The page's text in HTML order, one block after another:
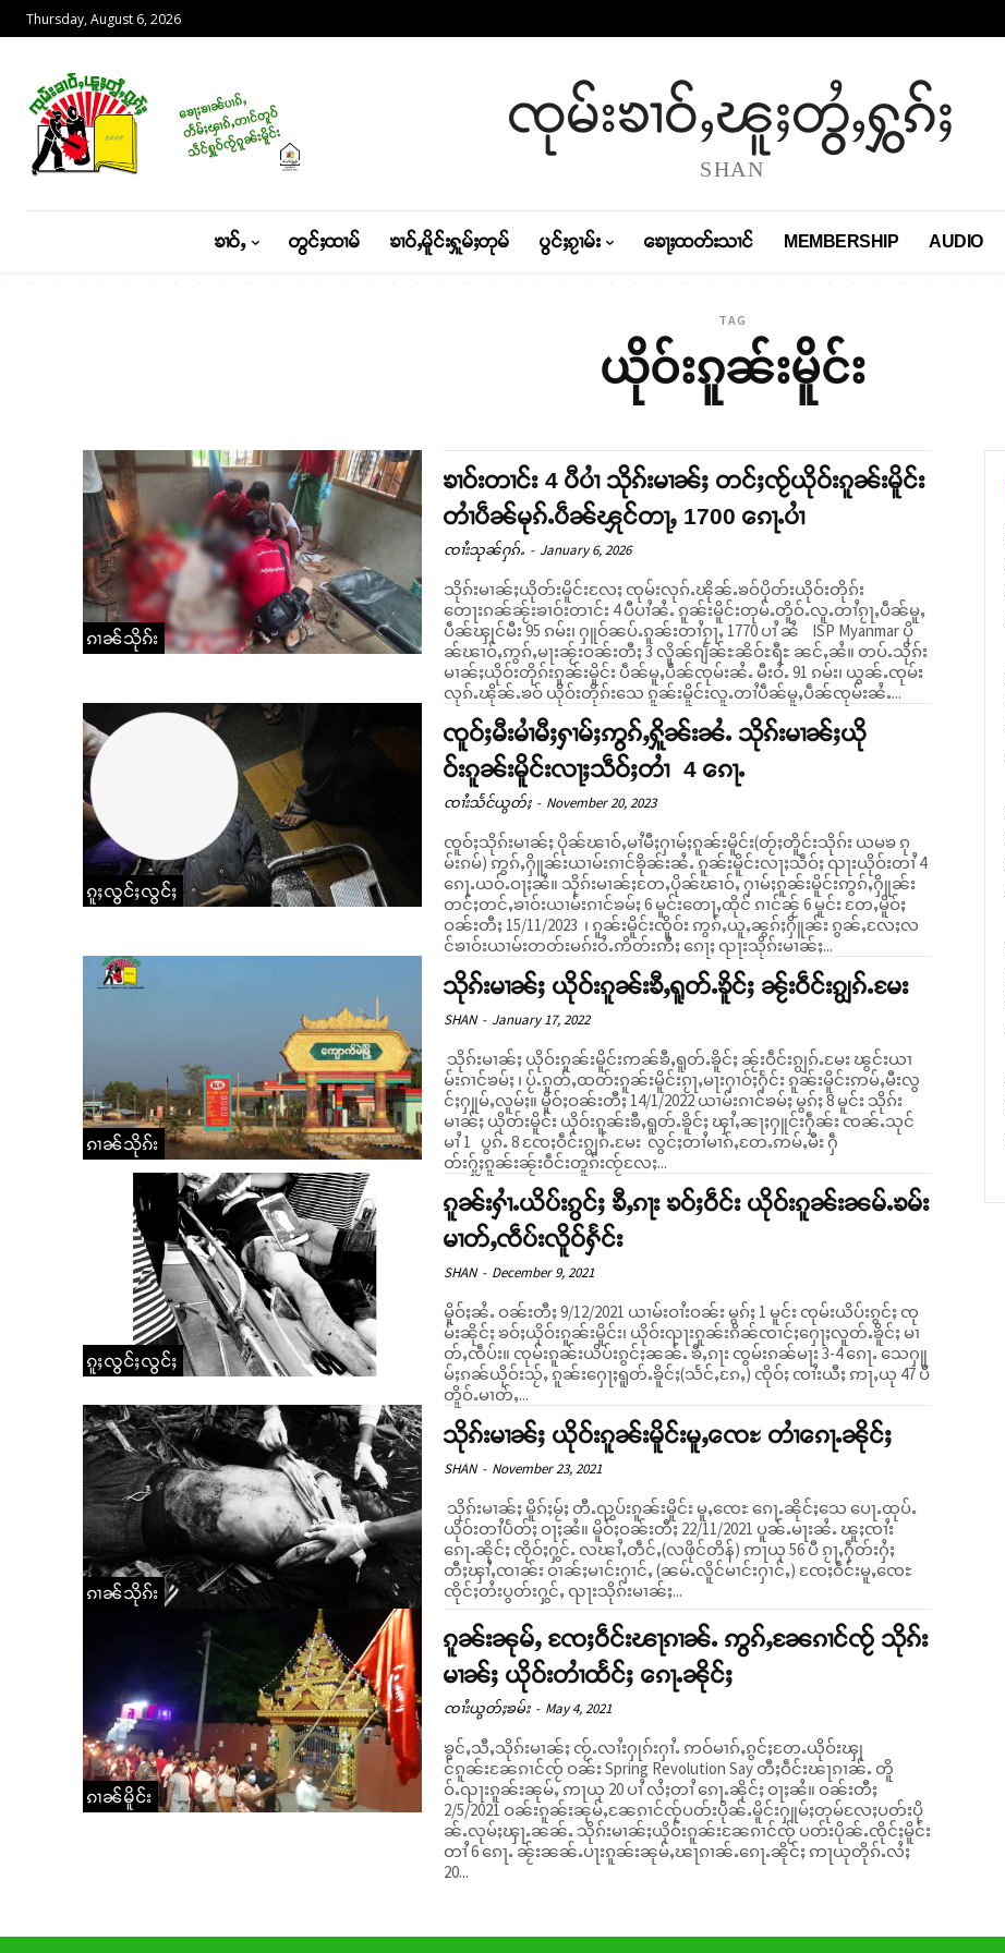
Thursday, August 6, 2026
ၸုမ်းၶၢဝ်ႇၽူႈတွႆႇႁွၵ်ႈ
SHAN
ၶၢဝ်ႇ တွင်ႈထၢမ် ၶၢဝ်ႇမိူင်းႁူမ်ႈတုမ် ပွင်ႈၵႂၢမ်း ၶေႃႈထတ်းသၢင် MEMBERSHIP AUDIO
TAG
ယိုဝ်းၵူၼ်းမိူင်း
ၵၢၼ်သိုၵ်း
ၶၢဝ်းတၢင်း 4 ပီပၢႆ သိုၵ်းမၢၼ်ႈ တင်ႈၸႂ်ယိုဝ်းၵူၼ်းမိူင်း
တၢႆပဵၼ်မုၵ်ႉပဵၼ်ၾုင်တႃႇ 1700 ၵေႃႉပၢႆ
ၸၢႆးသုၼ်ႁၵ်ႉ - January 6, 2026
သိုၵ်းမၢၼ်ႈယိုတ်းမိူင်းလႄႈ ၸုမ်းလုၵ်ႉၽိုၼ်ႉၶဝ်ပိုတ်းယိုဝ်းတိုၵ်း
တေႃးၵၼ်ၼႂ်းၶၢဝ်းတၢင်း 4 ပီပၢႆၼႆႉ ၵူၼ်းမိူင်းတုမ်ႉတိူဝ်ႉလူႉတၢႆၵႂႃႇပဵၼ်မူႇ
ပဵၼ်ၾုင်မီး 95 ၵမ်း၊ ႁူဝ်ၼပ်ႉၵူၼ်းတၢႆၵႂႃႇ 1770 ပၢႆ ၼႆ ISP Myanmar ပို
ၼ်ၽၢဝ်ႇဢွၵ်ႇမႃးၼႂ်းဝၼ်းတီႈ 3 လိူၼ်ၵျႅၼ်ႊၼိဝ်ႊရီႊ ၼင်ႇၼႆ။ တပ်ႉသိုၵ်း
မၢၼ်ႈယိုဝ်းတိုၵ်းၵူၼ်းမိူင်း ပဵၼ်မူႇပဵၼ်ၸုမ်းၼႆႉ မီးဝႆႉ 91 ၵမ်း၊ ယွၼ်ႉၸုမ်း
လုၵ်ႉၽိုၼ်ႉၶဝ် ယိုဝ်းတိုၵ်းသေ ၵူၼ်းမိူင်းလူႉတၢႆပဵၼ်မူႇပဵၼ်ၸုမ်းၼႆႉ...
ၵူႈလွင်ႈလွင်ႈ
ၸူဝ်ႈမီးမၢႆမီႈႁၢမ်ႈဢွၵ်ႇႁိူၼ်းၼႆႉ သိုၵ်းမၢၼ်ႈယို
ဝ်းၵူၼ်းမိူင်းလႃႈသဵဝ်ႈတၢႆ 4 ၵေႃႉ
ၸၢႆးသႅင်ယွတ်ႈ - November 20, 2023
ၸူဝ်ႈသိုၵ်းမၢၼ်ႈ ပိုၼ်ၽၢဝ်ႇမၢႆမီႈႁၢမ်ႈၵူၼ်းမိူင်း(တႂ်ႈတိူင်းသိုၵ်း ယမၶ ၵု
မ်းၵမ်) ဢွၵ်ႇႁိူၼ်းယၢမ်းၵၢင်ၶိုၼ်းၼႆႉ ၵူၼ်းမိူင်းလႃႈသဵဝ်ႈ ၺႃးယိုဝ်းတၢႆ 4
ၵေႃႉယဝ်ႉဝႃႈၼႆ။ သိုၵ်းမၢၼ်ႈတႄႇပိုၼ်ၽၢဝ်ႇ ႁၢမ်ႈၵူၼ်းမိူင်းဢွၵ်ႇႁိူၼ်း
တင်ႈတင်ႇၶၢဝ်းယၢမ်းၵၢင်ၶမ်ႈ 6 မူင်းတေႃႇထိုင် ၵၢင်ၼႂ် 6 မူင်း တႄႇမိူဝ်ႈ
ဝၼ်းတီႈ 15/11/2023 ၊ ၵူၼ်းမိူင်းၸိူဝ်း ဢွၵ်ႇယူႇၼွၵ်ႈႁိူၼ်း ၵွၼ်ႇလႄႈလ
င်ၶၢဝ်းယၢမ်းတတ်းမၵ်းဝႆႉဢိတ်းဢီႈ ၵေႃႈ ၺႃးသိုၵ်းမၢၼ်ႈ...
ၵၢၼ်သိုၵ်း
သိုၵ်းမၢၼ်ႈ ယိုဝ်းၵူၼ်းၶီႇရူတ်ႉၶိူင်ႈ ၼႂ်းဝဵင်းၵျွၵ်ႉမႄး
SHAN - January 17, 2022
သိုၵ်းမၢၼ်ႈ ယိုဝ်းၵူၼ်းမိူင်းဢၼ်ၶီႇရူတ်ႉၶိူင်ႈ ၼႂ်းဝဵင်းၵျွၵ်ႉမႄး ၽွင်းယၢ
မ်းၵၢင်ၶမ်ႈ ၊ ပႂ်ႉၵူတ်ႇထတ်းၵူၼ်းမိူင်းၵႂႃႇမႃးႁၢဝ်ႈႁႅင်း ၵူၼ်းမိူင်းဢမ်ႇမီးလွ
င်ႈႁူမ်ႇလူမ်ႈ။ မိူဝ်ႈဝၼ်းတီႈ 14/1/2022 ယၢမ်းၵၢင်ၶမ်ႈ မွၵ်ႈ 8 မူင်း သိုၵ်း
မၢၼ်ႈ ယိုတ်းမိူင်း ယိုဝ်းၵူၼ်းၶီႇရူတ်ႉၶိူင်ႈ ၾၢႆႇၼႃႈႁူင်းႁဵၼ်း ၸၼ်ႉသုင်
မၢႆ 1 ပွၵ်ႉ 8 ၸႄႈဝဵင်းၵျွၵ်ႉမႄး လွင်ႈတၢႆမၢၵ်ႇတႄႉဢမ်ႇမီး ႁဵ
တ်းႁႂ်ႈၵူၼ်းၼႂ်းဝဵင်းတူၵ်းၸႂ်လႄႈ...
ၵူႈလွင်ႈလွင်ႈ
ၵူၼ်းႁၢႆႉယိပ်းၵွင်ႈ ၶီႇၵႃး ၶဝ်ႈဝဵင်း ယိုဝ်းၵူၼ်းၼမ်ႉၶမ်း
မၢတ်ႇၸဵပ်းလိူဝ်ႁႅင်း
SHAN - December 9, 2021
မိူဝ်ႈၼႆႉ ဝၼ်းတီႈ 9/12/2021 ယၢမ်းဝၢႆးဝၼ်း မွၵ်ႈ 1 မူင်း ၸုမ်းယိပ်းၵွင်ႈ ၸု
မ်းၼိုင်ႈ ၶဝ်ႈယိုဝ်းၵူၼ်းမိူင်း၊ ယိုဝ်းၺႃးၵူၼ်းၵိၼ်ၸၢင်ႈႁေႃႈလူတ်ႉၶိူင်ႈ မၢ
တ်ႇၸဵပ်း။ ၸုမ်းၵူၼ်းယိပ်းၵွင်ႈၼၼ်ႉ ၶီႇၵႃး ၸွမ်းၵၼ်မႃး 3-4 ၵေႃႉ သေႁူ
မ်ႈၵၼ်ယိုဝ်းသႂ်ႇ ၵူၼ်းႁေႃႈရူတ်ႉၶိူင်ႈ(သႅင်ႇၵႄႇ) ၸိုဝ်ႈ ၸၢႆးယီႈ ဢႃႇယု 47 ပီ
တိူဝ်ႉမၢတ်ႇ...
ၵၢၼ်သိုၵ်း
သိုၵ်းမၢၼ်ႈ ယိုဝ်းၵူၼ်းမိူင်းမူႇၸေႊ တၢႆၵေႃႉၼိုင်ႈ
SHAN - November 23, 2021
သိုၵ်းမၢၼ်ႈ မိူၵ်ႈမႂ်ႈ တီႉၺွပ်းၵူၼ်းမိူင်း မူႇၸေႊ ၵေႃႉၼိုင်ႈသေ ပေႃႉထုပ်ႉ
ယိုဝ်းတၢႆပႅတ်ႈ ဝႃႈၼႆ။ မိူဝ်ႈဝၼ်းတီႈ 22/11/2021 ပူၼ်ႉမႃးၼႆႉ ၽူႈၸၢႆး
ၵေႃႉၼိုင်ႈ ၸိုဝ်ႈႁွင်ႉ လၽၢႆႇတဵင်ႇ(လဖိုင်တိန်) ဢႃယု 56 ပီ ၵႂႃႇႁဵတ်းႁႆႈ
တီႈၾၢႆႇၸၢၼ်း ဝၢၼ်ႈမၢင်းႁၢင်ႇ (ၼမ်ႉလိူင်မၢင်းႁၢင်ႇ) ၸႄႈဝဵင်းမူႇၸေႊ
ၸိုင်ႈတႆးပွတ်းႁွင်ႇ ၺႃးသိုၵ်းမၢၼ်ႈ...
ၵၢၼ်မိူင်း
ၵူၼ်းၼုမ်ႇ ၸႄႈဝဵင်းၽႃၵၢၼ်ႉ ဢွၵ်ႇၼႄၵၢင်ၸႂ် သိုၵ်း
မၢၼ်ႈ ယိုဝ်းတၢႆထႅင်ႈ ၵေႃႉၼိုင်ႈ
ၸၢႆးယွတ်ႈၶမ်း - May 4, 2021
ၶွင်ႇသီႇသိုၵ်းမၢၼ်ႈ ၸႂ်ႉလၢႆးႁုၵ်းႁၢႆႉ ဢဝ်မၢၵ်ႇၵွင်ႈတႄႉယိုဝ်းၾု
င်ၵူၼ်းၼႄၵၢင်ၸႂ် ဝၼ်း Spring Revolution Say တီႈဝဵင်းၽႃၵၢၼ်ႉ တိူ
ဝ်ႉၺႃးၵူၼ်းၼုမ်ႇ ဢႃယု 20 ပၢႆ လႆႈတၢႆ ၵေႃႉၼိုင်ႈ ဝႃႈၼႆ။ ဝၼ်းတီႈ
2/5/2021 ဝၼ်းၵူၼ်းၼုမ်ႇၼႄၵၢင်ၸႂ်ပတ်းပိုၼ်ႉမိူင်းႁူမ်ႈတုမ်လႄႈပတ်းပို
ၼ်ႉလုမ်ႈၾႃႉၼၼ်ႉ သိုၵ်းမၢၼ်ႈယိုဝ်းၵူၼ်းၼႄၵၢင်ၸႂ် ပတ်းပိုၼ်ႉၸိုင်ႈမိူင်း
တၢႆ 6 ၵေႃႉ ၼႂ်းၼၼ်ႉပႃးၵူၼ်းၼုမ်ႇၽႃၵၢၼ်ႉၵေႃႉၼိုင်ႈ ဢႃယုတိုၵ်ႉလႆႈ
20...